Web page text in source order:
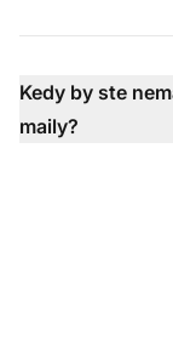
Kedy by ste
maily?